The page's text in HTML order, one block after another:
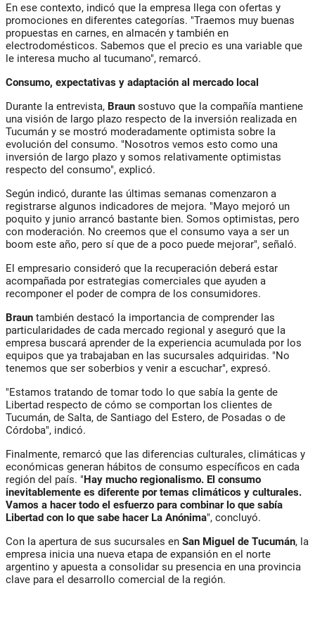
En ese contexto, indicó que la empresa llega con ofertas y
promociones en diferentes categorías. "Traemos muy buenas
propuestas en carnes, en almacén y también en
electrodomésticos. Sabemos que el precio es una variable que
le interesa mucho al tucumano", remarcó.
Consumo, expectativas y adaptación al mercado local
Durante la entrevista, Braun sostuvo que la compañía mantiene
una visión de largo plazo respecto de la inversión realizada en
Tucumán y se mostró moderadamente optimista sobre la
evolución del consumo. "Nosotros vemos esto como una
inversión de largo plazo y somos relativamente optimistas
respecto del consumo", explicó.
Según indicó, durante las últimas semanas comenzaron a
registrarse algunos indicadores de mejora. "Mayo mejoró un
poquito y junio arrancó bastante bien. Somos optimistas, pero
con moderación. No creemos que el consumo vaya a ser un
boom este año, pero sí que de a poco puede mejorar", señaló.
El empresario consideró que la recuperación deberá estar
acompañada por estrategias comerciales que ayuden a
recomponer el poder de compra de los consumidores.
Braun también destacó la importancia de comprender las
particularidades de cada mercado regional y aseguró que la
empresa buscará aprender de la experiencia acumulada por los
equipos que ya trabajaban en las sucursales adquiridas. "No
tenemos que ser soberbios y venir a escuchar", expresó.
"Estamos tratando de tomar todo lo que sabía la gente de
Libertad respecto de cómo se comportan los clientes de
Tucumán, de Salta, de Santiago del Estero, de Posadas o de
Córdoba", indicó.
Finalmente, remarcó que las diferencias culturales, climáticas y
económicas generan hábitos de consumo específicos en cada
región del país. "Hay mucho regionalismo. El consumo
inevitablemente es diferente por temas climáticos y culturales.
Vamos a hacer todo el esfuerzo para combinar lo que sabía
Libertad con lo que sabe hacer La Anónima", concluyó.
Con la apertura de sus sucursales en San Miguel de Tucumán, la
empresa inicia una nueva etapa de expansión en el norte
argentino y apuesta a consolidar su presencia en una provincia
clave para el desarrollo comercial de la región.